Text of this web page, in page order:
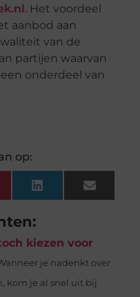
. Het voordeel
aanbod aan
van de
partijen waarvan
onderdeel van
op:
LinkedInEmail
kiezen voor
je nadenkt over
kom je al snel uit bij